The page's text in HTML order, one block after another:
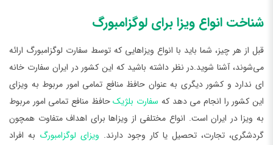
شناخت انواع ویزا برای لوگزامبورگ
قبل از هر چیز، شما باید با انواع ویزاهایی که توسط سفارت لوگزامبورگ ارائه
می‌شوند، آشنا شوید.در نظر داشته باشید که این کشور در ایران سفارت خانه
ای ندارد و کشور دیگری به عنوان حافظ منافع تمامی امور مربوط به ویزای
این کشور را انجام می دهد که سفارت بلژیکحافظ منافع تمامی امور مربوط
به ویزا در ایران است. انواع مختلفی از ویزاها برای اهداف متفاوت همچون
گردشگری، تجارت، تحصیل یا کار وجود دارند. ویزای لوگزامبورگ به افراد